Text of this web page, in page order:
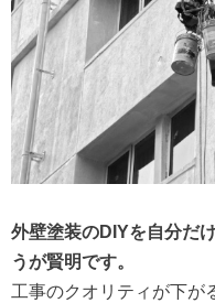
外壁塗装のDIYを自分だ
うが賢明です。
工事のクオリティが下が